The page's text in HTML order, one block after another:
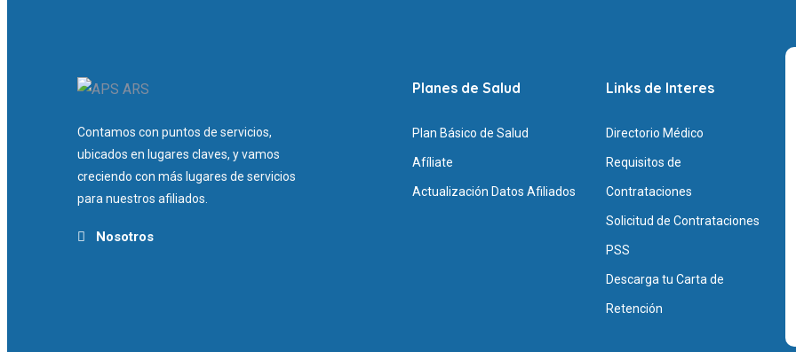
Contamos con puntos de servicios,
ubicados en lugares claves, y vamos
creciendo con más lugares de servicios
para nuestros afiliados.
Nosotros
Planes de Salud
Plan Básico de Salud
Afíliate
Actualización Datos Afiliados
Links de Interes
Directorio Médico
Requisitos de
Contrataciones
Solicitud de Contrataciones
PSS
Descarga tu Carta de
Retención